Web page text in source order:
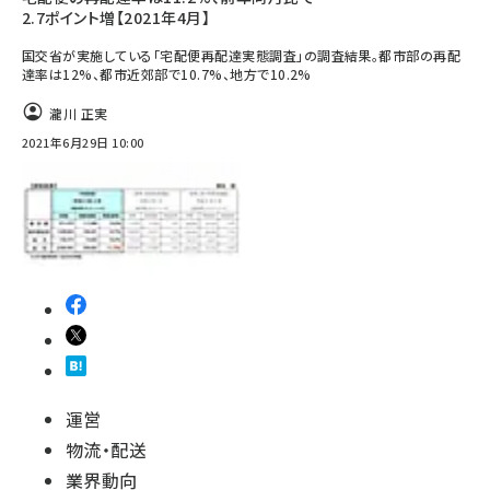
2.7ポイント増【2021年4月】
国交省が実施している「宅配便再配達実態調査」の調査結果。都市部の再配
達率は12%、都市近郊部で10.7%、地方で10.2%
瀧川 正実
2021年6月29日 10:00
運営
物流・配送
業界動向